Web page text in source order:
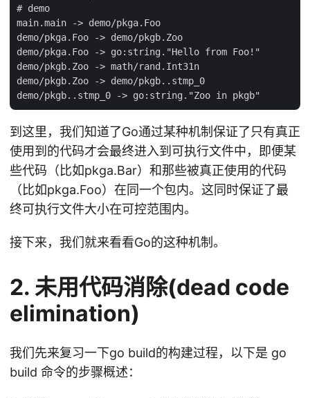
# demo
main.main -> demo/pkga.Foo
demo/pkga.Foo -> demo/pkgb.Zoo
demo/pkga.Foo -> go:string."Hello from Foo!"
demo/pkgb.Zoo -> math/rand.Int31n
demo/pkgb.Zoo -> demo/pkgb..stmp_0
到这里，我们知道了Go通过某种机制保证了只有真正
使用到的代码才会最终进入到可执行文件中，即便某
些代码（比如pkga.Bar）和那些被真正使用的代码
（比如pkga.Foo）在同一个包内。这同时保证了最
终可执行文件大小在可控范围内。
接下来，我们就来看看Go的这种机制。
2. 未用代码消除(dead code
elimination)
我们先来复习一下go build的构建过程，以下是 go
build 命令的步骤概述：